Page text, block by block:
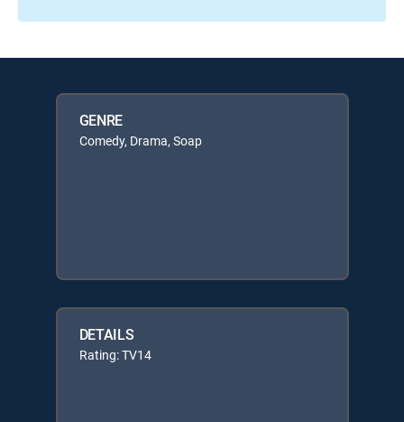
GENRE
Comedy, Drama, Soap
DETAILS
Rating: TV14